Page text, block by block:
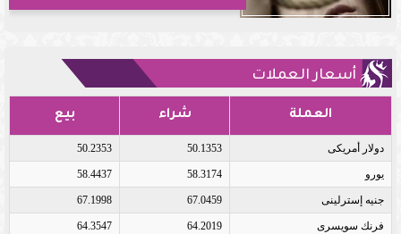
أسعار العملات
العملة شراء بيع
دولار أمريكى 50.1353
50.2353
يورو 58.3174
58.4437
جنيه إسترلينى 67.0459
67.1998
فرنك سويسرى 64.2019
64.3547